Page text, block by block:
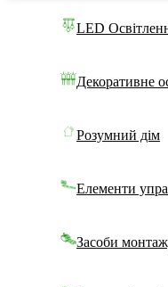
LED
Декоративне
Розумний дім
Елементи
Засоби